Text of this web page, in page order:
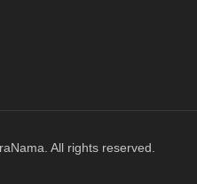
All rights reserved.